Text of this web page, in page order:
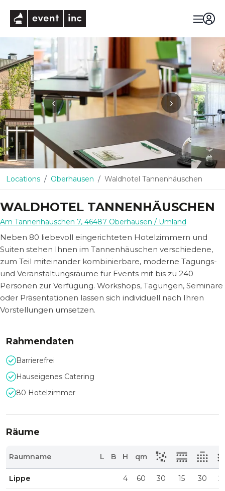
‹ ›
Locations Oberhausen Waldhotel Tannenhäuschen
WALDHOTEL TANNENHÄUSCHEN
Am Tannenhäuschen 7, 46487 Oberhausen / Umland
Neben 80 liebevoll eingerichteten Hotelzimmern und
Suiten stehen Ihnen im Tannenhäuschen verschiedene,
zum Teil miteinander kombinierbare, moderne Tagungs-
und Veranstaltungsräume für Events mit bis zu 240
Personen zur Verfügung. Workshops, Tagungen, Seminare
oder Präsentationen lassen sich individuell nach Ihren
Vorstellungen umsetzen.
Rahmendaten
Barrierefrei
Hauseigenes Catering
80 Hotelzimmer
Räume
Raumname L B H qm
Lippe 4 60 30 15 30